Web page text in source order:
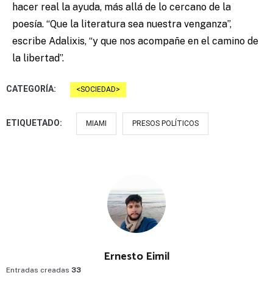
hacer real la ayuda, más allá de lo cercano de la
poesía. “Que la literatura sea nuestra venganza”,
escribe Adalixis, “y que nos acompañe en el camino de
la libertad”.
CATEGORÍA: SOCIEDAD
ETIQUETADO: MIAMI PRESOS POLÍTICOS
Ernesto Eimil
Entradas creadas 33